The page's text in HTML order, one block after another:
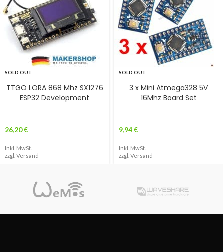
SOLD OUT
TTGO LORA 868 Mhz SX1276
ESP32 Development
26,20€
Inkl. MwSt.
zzgl. Versand
SOLD OUT
3 x Mini Atmega328 5V
16Mhz Board Set
9,94€
Inkl. MwSt.
zzgl. Versand